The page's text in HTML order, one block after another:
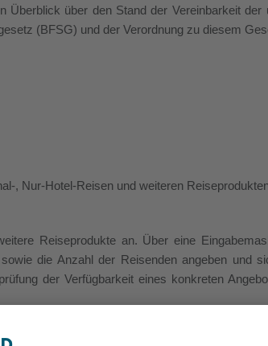
Überblick über den Stand der Vereinbarkeit
(BFSG) und der Verordnung zu diesem
, Nur-Hotel-Reisen und weiteren
Reiseprodukte an. Über eine
die Anzahl der Reisenden angeben und
der Verfügbarkeit eines konkreten